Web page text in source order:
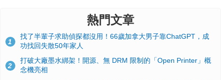
熱門文章
1
找了半輩子求助偵探都沒用！66歲加拿大男子靠ChatGPT，成
功找回失散50年家人
2
打破大廠墨水綁架！開源、無 DRM 限制的「Open Printer」概
念機亮相